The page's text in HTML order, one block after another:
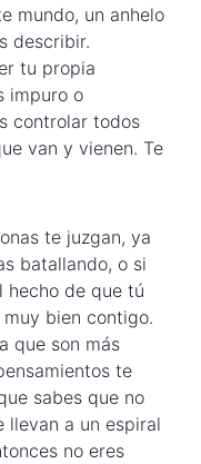
mundo, un anhelo
describir.
tu propia
impuro o
controlar todos
van y vienen. Te
te juzgan, ya
batallando, o si
hecho de que tú
bien contigo.
que son más
te
sabes que no
llevan a un espiral
no eres